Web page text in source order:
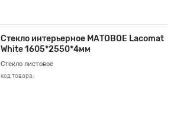
Стекло интерьерное МАТОВОЕ Lacomat
White 1605*2550*4мм
Стекло листовое
код товара: